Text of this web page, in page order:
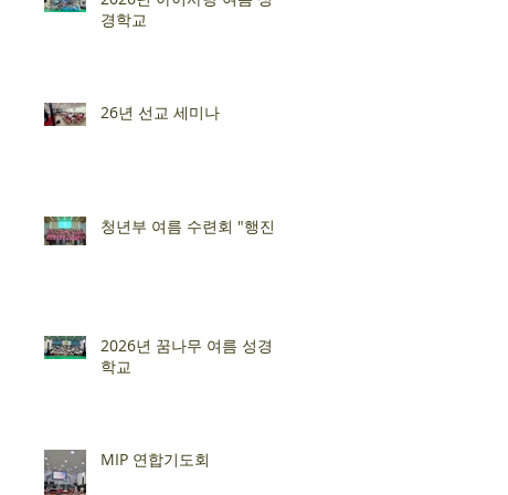
경학교
26년 선교 세미나
청년부 여름 수련회 "행진"
2026년 꿈나무 여름 성경
학교
MIP 연합기도회